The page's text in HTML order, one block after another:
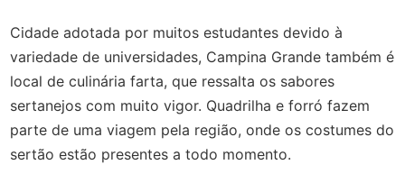
Cidade adotada por muitos estudantes devido à
variedade de universidades, Campina Grande também é
local de culinária farta, que ressalta os sabores
sertanejos com muito vigor. Quadrilha e forró fazem
parte de uma viagem pela região, onde os costumes do
sertão estão presentes a todo momento.